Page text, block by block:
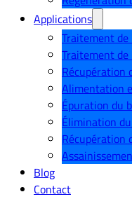
Applications
Traitement
Traitement de
Récupération
Alimentation
Épuration du
Élimination
Récupération
Blog
Contact